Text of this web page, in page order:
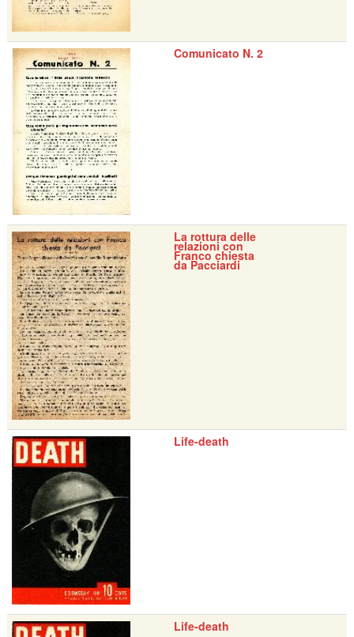
Comunicato N. 2
La rottura delle
relazioni con
Franco chiesta
da Pacciardi
Life-death
Life-death